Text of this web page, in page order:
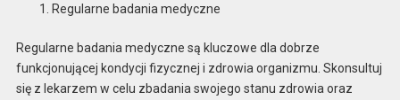
Regularne badania medyczne
Regularne badania medyczne są kluczowe dla dobrze
funkcjonującej kondycji fizycznej i zdrowia organizmu. Skonsultuj
się z lekarzem w celu zbadania swojego stanu zdrowia oraz